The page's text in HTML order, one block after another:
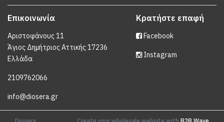
Επικοινωνία
Αριστοφάνους 11
Άγιος Δημήτριος Αττικής 17236
Ελλάδα
2109762066
info@diosera.gr
Κρατήστε επαφή
Facebook
Instagram